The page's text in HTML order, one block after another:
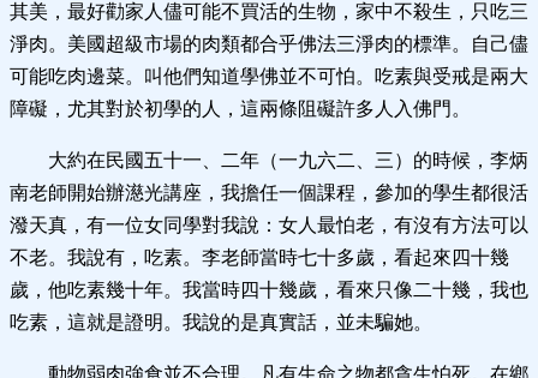
其美，最好勸家人儘可能不買活的生物，家中不殺生，只吃三
淨肉。美國超級市場的肉類都合乎佛法三淨肉的標準。自己儘
可能吃肉邊菜。叫他們知道學佛並不可怕。吃素與受戒是兩大
障礙，尤其對於初學的人，這兩條阻礙許多人入佛門。
大約在民國五十一、二年（一九六二、三）的時候，李炳
南老師開始辦濨光講座，我擔任一個課程，參加的學生都很活
潑天真，有一位女同學對我說：女人最怕老，有沒有方法可以
不老。我說有，吃素。李老師當時七十多歲，看起來四十幾
歲，他吃素幾十年。我當時四十幾歲，看來只像二十幾，我也
吃素，這就是證明。我說的是真實話，並未騙她。